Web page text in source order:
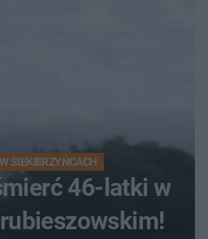
SIEKIERZYŃCACH
46-latki w